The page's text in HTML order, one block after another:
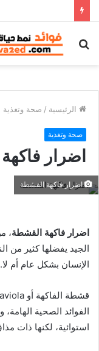
بحث
الرئيسية / صحة وتغذية
صحة وتغذية
اضرار
اضرار فاكهة القشطة
اضرار فاكهة القشطة،
الجيد يفضلها كثير
الإنسان بشكل عام أم لا.
الفوائد الصحية
استوائية، لكنها ذات